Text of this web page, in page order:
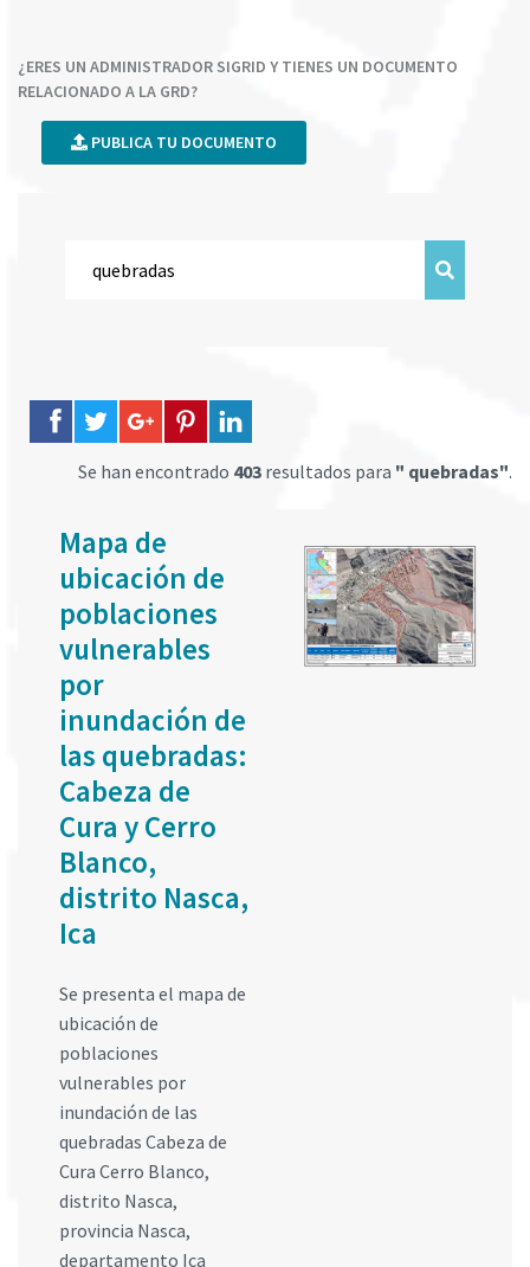
¿ERES UN ADMINISTRADOR SIGRID Y TIENES UN DOCUMENTO
RELACIONADO A LA GRD?
PUBLICA TU DOCUMENTO
Se han encontrado 403 resultados para " quebradas".
Mapa de
ubicación de
poblaciones
vulnerables
por
inundación de
las quebradas:
Cabeza de
Cura y Cerro
Blanco,
distrito Nasca,
Ica
Se presenta el mapa de
ubicación de
poblaciones
vulnerables por
inundación de las
quebradas Cabeza de
Cura Cerro Blanco,
distrito Nasca,
provincia Nasca,
departamento Ica